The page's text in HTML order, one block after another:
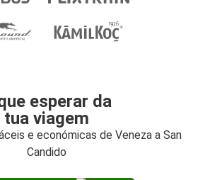
esperar da
tua viagem
e económicas de Veneza a San
Candido